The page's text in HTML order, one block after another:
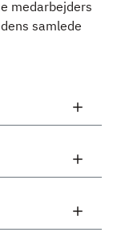
medarbejders
samlede